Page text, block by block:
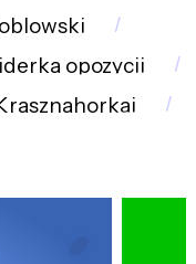
opozycji